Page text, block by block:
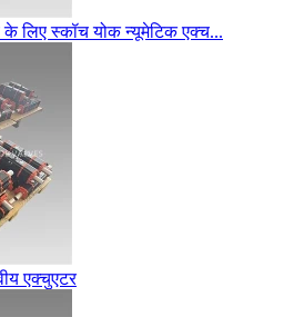
के लिए स्कॉच योक न्यूमेटिक एक्च...
एक्चुएटर